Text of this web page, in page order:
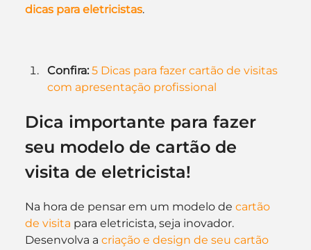
dicas para eletricistas.
Confira: 5 Dicas para fazer cartão de visitas
com apresentação profissional
Dica importante para fazer
seu modelo de cartão de
visita de eletricista!
Na hora de pensar em um modelo de cartão
de visita para eletricista, seja inovador.
Desenvolva a criação e design de seu cartão